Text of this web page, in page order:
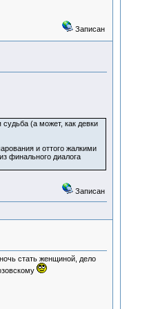
Записан
(а может, как девки
и оттого жалкими
финального диалога
Записан
стать женщиной, дело